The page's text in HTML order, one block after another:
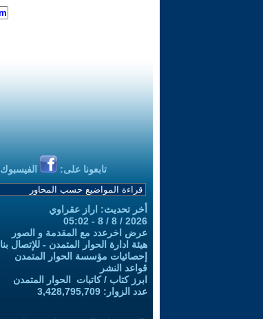
تابعونا على: الفيسبوك
أخر تحديث: اراز عقراوي
2026 / 8 / 8 - 05:02
عرض اخرعدد مع المقدمة و الصور
هيئة ادارة الحوار المتمدن - للإتصال بنا
إحصائيات مؤسسة الحوار المتمدن
قواعد النشر
ابرز كتاب / كاتبات الحوار المتمدن
عدد الزوار: 3,428,795,709